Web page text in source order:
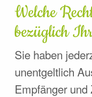
Welche
bezüglich
Sie haben
unentgeltlich
Empfänger